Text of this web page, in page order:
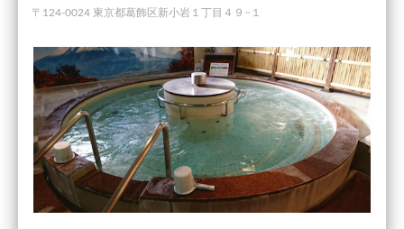
〒124-0024 東京都葛飾区新小岩１丁目４９−１